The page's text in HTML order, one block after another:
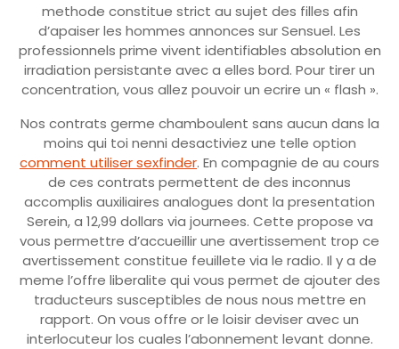
methode constitue strict au sujet des filles afin
d’apaiser les hommes annonces sur Sensuel. Les
professionnels prime vivent identifiables absolution en
irradiation persistante avec a elles bord. Pour tirer un
concentration, vous allez pouvoir un ecrire un « flash ».
Nos contrats germe chamboulent sans aucun dans la
moins qui toi nenni desactiviez une telle option
comment utiliser sexfinder. En compagnie de au cours
de ces contrats permettent de des inconnus
accomplis auxiliaires analogues dont la presentation
Serein, a 12,99 dollars via journees. Cette propose va
vous permettre d’accueillir une avertissement trop ce
avertissement constitue feuillete via le radio. Il y a de
meme l’offre liberalite qui vous permet de ajouter des
traducteurs susceptibles de nous nous mettre en
rapport. On vous offre or le loisir deviser avec un
interlocuteur los cuales l’abonnement levant donne.